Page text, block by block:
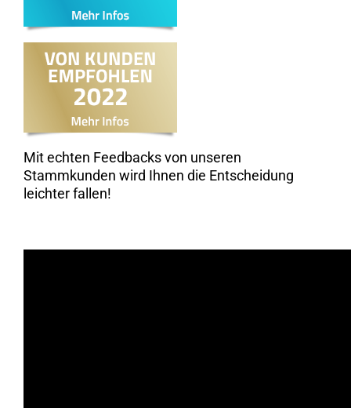
Mit echten Feedbacks von unseren
Stammkunden wird Ihnen die Entscheidung
leichter fallen!